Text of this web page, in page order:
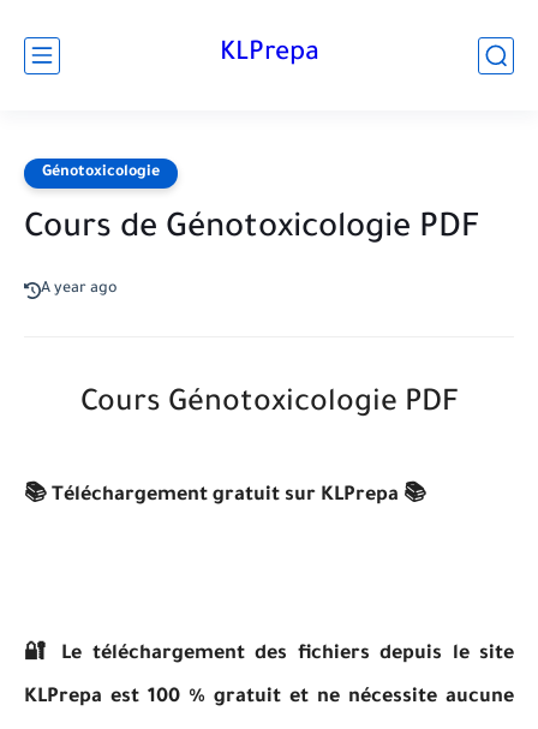
KLPrepa
Génotoxicologie
Cours de Génotoxicologie PDF
A year ago
Cours Génotoxicologie PDF
📚 Téléchargement gratuit sur KLPrepa 📚
🔐 Le téléchargement des fichiers depuis le site
KLPrepa est 100 % gratuit et ne nécessite aucune